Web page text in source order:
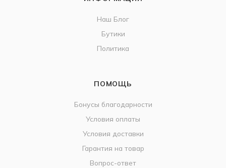
Наш Блог
Бутики
Политика
ПОМОЩЬ
Бонусы благодарности
Условия оплаты
Условия доставки
Гарантия на товар
Вопрос-ответ